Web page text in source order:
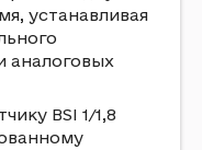
устанавливая
аналоговых
BSI 1/1,8